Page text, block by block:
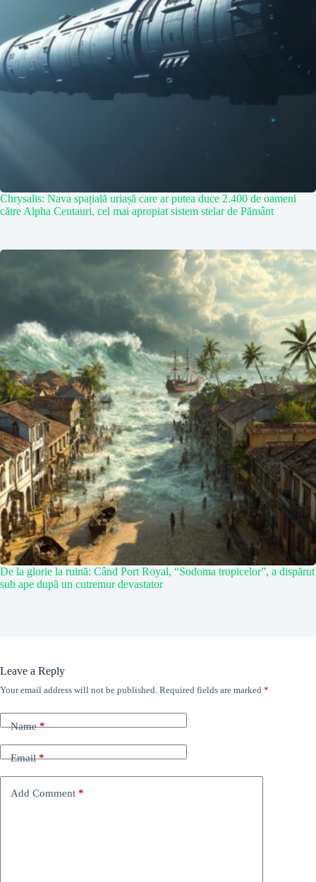
Chrysalis: Nava spațială uriașă care ar putea duce 2.400 de oameni
către Alpha Centauri, cel mai apropiat sistem stelar de Pământ
De la glorie la ruină: Când Port Royal, “Sodoma tropicelor”, a dispărut
sub ape după un cutremur devastator
Leave a Reply
Your email address will not be published. Required fields are marked *
Name*
Email*
Add Comment *